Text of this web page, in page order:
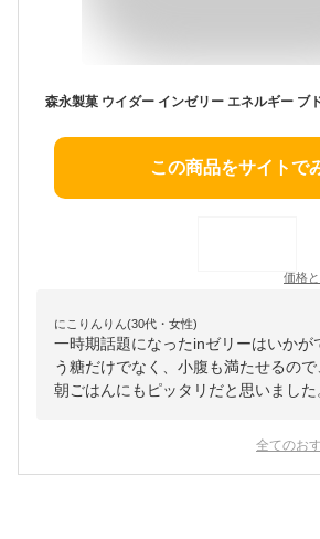
この商品をサイトで
価格
にこりんりん(30代・女性)
一時期話題になったinゼリーはいかが
う糖だけでなく、小腹も満たせるの
朝ごはんにもピッタリだと思いました
全てのお